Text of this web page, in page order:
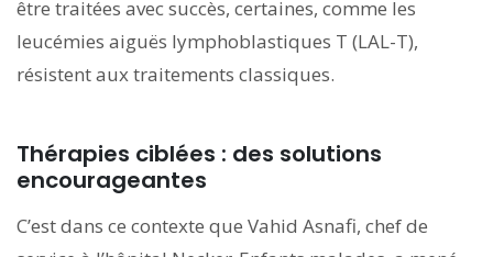
être traitées avec succès, certaines, comme les
leucémies aiguës lymphoblastiques T (LAL-T),
résistent aux traitements classiques.
Thérapies ciblées : des solutions
encourageantes
C’est dans ce contexte que Vahid Asnafi, chef de